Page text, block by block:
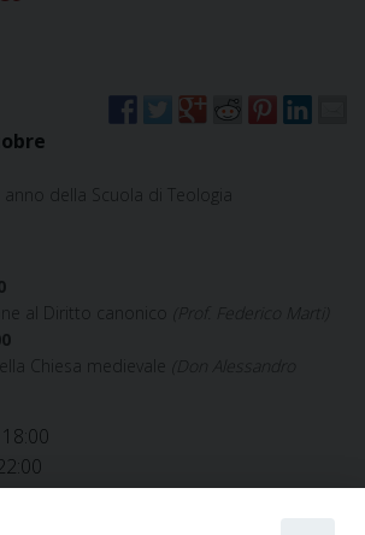
anno della Scuola di Teologia
al Diritto canonico
(Prof. Federico Marti)
Chiesa medievale